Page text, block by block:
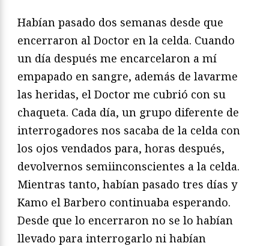
Habían pasado dos semanas desde que
encerraron al Doctor en la celda. Cuando
un día después me encarcelaron a mí
empapado en sangre, además de lavarme
las heridas, el Doctor me cubrió con su
chaqueta. Cada día, un grupo diferente de
interrogadores nos sacaba de la celda con
los ojos vendados para, horas después,
devolvernos semiinconscientes a la celda.
Mientras tanto, habían pasado tres días y
Kamo el Barbero continuaba esperando.
Desde que lo encerraron no se lo habían
llevado para interrogarlo ni habían